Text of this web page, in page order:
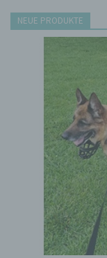
NEUE PRODUKTE
dass
oder
und
Sind
das
so kann